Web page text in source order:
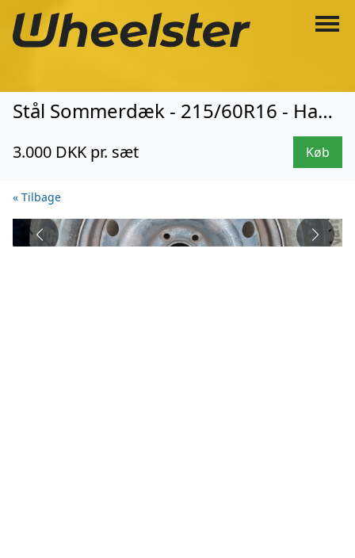
Stål Sommerdæk - 215/60R16 - Hankook (3025)
3.000 DKK pr. sæt Køb
« Tilbage